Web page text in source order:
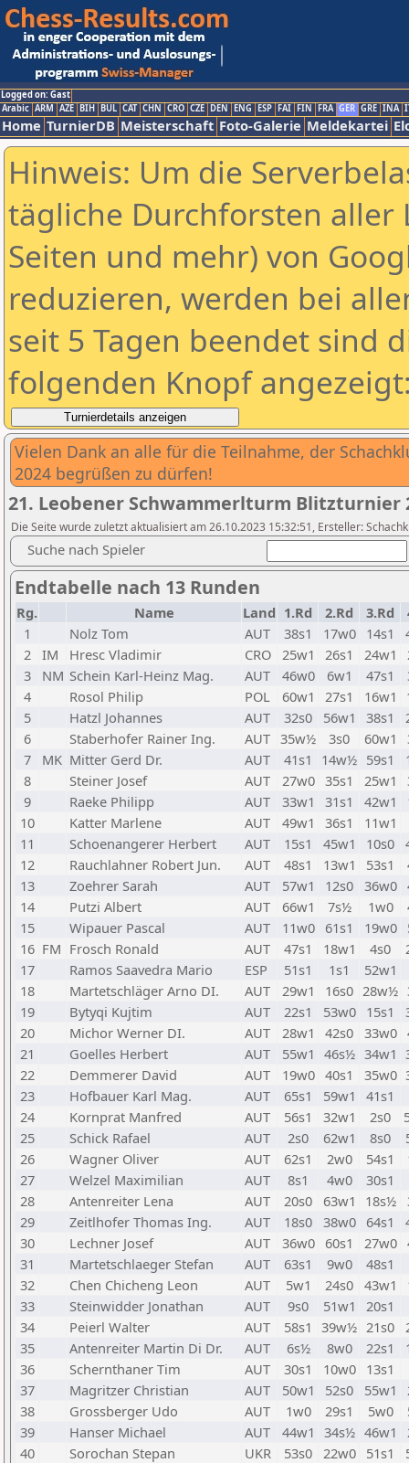
Logged on: Gast
Arabic ARM AZE BIH BUL CAT CHN CRO CZE DEN ENG ESP FAI FIN FRA GER GRE INA
Home TurnierDB Meisterschaft Foto-Galerie Meldekartei
Hinweis: Um die
tägliche Durchforsten aller
Seiten und mehr) von
reduzieren, werden bei
seit 5 Tagen beendet sind
folgenden Knopf
Vielen Dank an alle für die Teilnahme, der
2024 begrüßen zu dürfen!
21. Leobener Schwammerlturm Blitzturnier
Die Seite wurde zuletzt aktualisiert am 26.10.2023 15:32:51, Ersteller:
Suche nach Spieler
Endtabelle nach 13 Runden
Rg. Name Land 1.Rd 2.Rd 3.Rd
1
Nolz Tom AUT 38s1 17w0 14s1
2 IM Hresc Vladimir CRO 25w1 26s1 24w1
3
NM Schein Karl-Heinz Mag. AUT 46w0 6w1 47s1
4
Rosol Philip POL 60w1 27s1 16w1
5
Hatzl Johannes AUT 32s0 56w1 38s1
6
Staberhofer Rainer Ing. AUT 35w½ 3s0 60w1
7
MK Mitter Gerd Dr. AUT 41s1 14w½ 59s1
8
Steiner Josef AUT 27w0 35s1 25w1
9
Raeke Philipp AUT 33w1 31s1 42w1
10
Katter Marlene AUT 49w1 36s1
11w1
11
Schoenangerer Herbert AUT 15s1 45w1 10s0
12
Rauchlahner Robert Jun. AUT 48s1 13w1 53s1
13
Zoehrer Sarah AUT 57w1 12s0 36w0
14
Putzi Albert AUT 66w1 7s½ 1w0
15
Wipauer Pascal AUT 11w0 61s1 19w0
16 FM Frosch Ronald AUT 47s1 18w1 4s0
17
Ramos Saavedra Mario ESP 51s1 1s1 52w1
18
Martetschläger Arno DI. AUT 29w1 16s0 28w½
19
Bytyqi Kujtim AUT 22s1 53w0 15s1
20
Michor Werner DI. AUT 28w1 42s0 33w0
21
Goelles Herbert AUT 55w1 46s½ 34w1
22
Demmerer David AUT 19w0 40s1 35w0
23
Hofbauer Karl Mag. AUT 65s1 59w1 41s1
24
Kornprat Manfred AUT 56s1 32w1 2s0
25
Schick Rafael AUT 2s0 62w1 8s0
26
Wagner Oliver AUT 62s1 2w0 54s1
27
Welzel Maximilian AUT 8s1 4w0
30s1
28
Antenreiter Lena AUT 20s0 63w1 18s½
29
Zeitlhofer Thomas Ing. AUT 18s0 38w0 64s1
30
Lechner Josef AUT 36w0 60s1 27w0
31
Martetschlaeger Stefan AUT 63s1 9w0 48s1
32
Chen Chicheng Leon AUT 5w1 24s0 43w1
33
Steinwidder Jonathan AUT 9s0 51w1 20s1
34
Peierl Walter AUT 58s1 39w½ 21s0
35
Antenreiter Martin Di Dr. AUT 6s½ 8w0 22s1
36
Schernthaner Tim AUT 30s1 10w0 13s1
37
Magritzer Christian AUT 50w1 52s0 55w1
38
Grossberger Udo AUT 1w0 29s1 5w0
39
Hanser Michael AUT 44w1 34s½ 46w1
40
Sorochan Stepan UKR 53s0 22w0 51s1